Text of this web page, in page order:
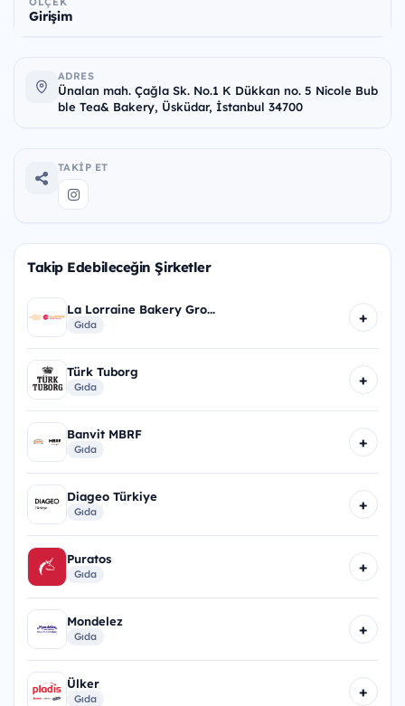
Girişim
ADRES
Ünalan mah. Çağla Sk. No.1 K Dükkan no. 5 Nicole Bub
ble Tea& Bakery, Üsküdar, İstanbul 34700
TAKIP ET
Takip Edebileceğin Şirketler
La Lorraine Bakery Gro...
Gıda +
Türk Tuborg
Gıda +
Banvit MBRF
Gıda +
Diageo Türkiye
Gıda +
Puratos
Gıda +
Mondelez
Gıda +
Ülker
Gıda +